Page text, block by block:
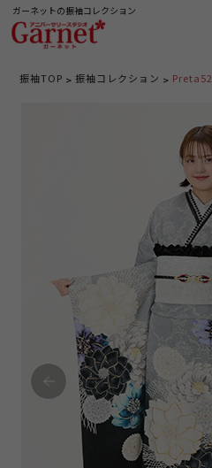
ガーネットの振袖コレクション
振袖TOP 振袖コレクション Preta52